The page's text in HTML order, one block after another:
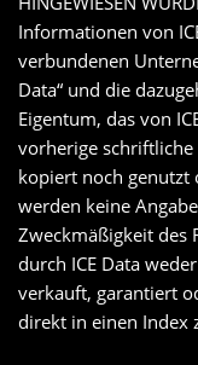
Informationen von
verbundenen
Data“ und die
Eigentum, das von
vorherige schriftliche
kopiert noch genutzt
werden keine
Zweckmäßigkeit des
durch ICE Data
verkauft, garantiert
direkt in einen Index